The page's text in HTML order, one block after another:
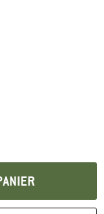
dans une boîte